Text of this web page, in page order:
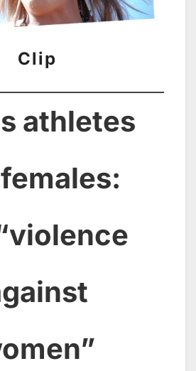
Clip
athletes